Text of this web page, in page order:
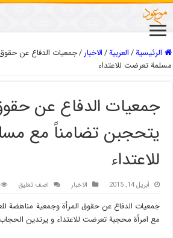
الرئيسية/العربیة/الاخبار/جمعيات الدفاع عن
مسلمة تعرضت للاعتداء
جمعيات الدفاع عن
يتحجبن تضامناً مع
للاعتداء
أبريل 14, 2015 الاخبار اضف تعليق
جمعيات الدفاع عن حقوق المرأة وجمعية مناهضة
مع امرأة محجبة تعرضت للاعتداء و یرتدین